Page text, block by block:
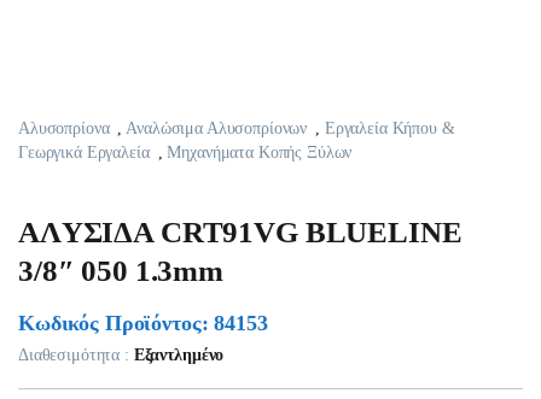
Αλυσοπρίονα Αναλώσιμα Αλυσοπρίονων
Εργαλεία Κήπου &
Γεωργικά Εργαλεία
,Μηχανήματα Κοπής Ξύλων
AΛYΣIΔA CRT91VG BLUELINE
3/8″ 050 1.3mm
Κωδικός Προϊόντος: 84153
Διαθεσιμότητα : Εξαντλημένο